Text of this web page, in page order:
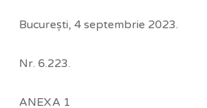
Bucureşti, 4 septembrie 2023.
Nr. 6.223.
ANEXA 1